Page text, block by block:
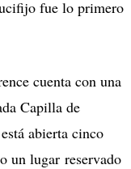
fue lo primero
cuenta con una
Capilla de
abierta cinco
un lugarreservado